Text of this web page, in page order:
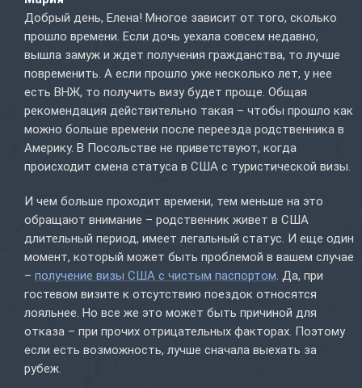
Добрый день, Елена! Многое зависит от того, сколько
прошло времени. Если дочь уехала совсем недавно,
вышла замуж и ждет получения гражданства, то лучше
повременить. А если прошло уже несколько лет, у нее
есть ВНЖ, то получить визу будет проще. Общая
рекомендация действительно такая – чтобы прошло как
можно больше времени после переезда родственника в
Америку. В Посольстве не приветствуют, когда
происходит смена статуса в США с туристической визы.
И чем больше проходит времени, тем меньше на это
обращают внимание – родственник живет в США
длительный период, имеет легальный статус. И еще один
момент, который может быть проблемой в вашем случае
– получение визы США с чистым паспортом. Да, при
гостевом визите к отсутствию поездок относятся
лояльнее. Но все же это может быть причиной для
отказа – при прочих отрицательных факторах. Поэтому
если есть возможность, лучше сначала выехать за
рубеж.